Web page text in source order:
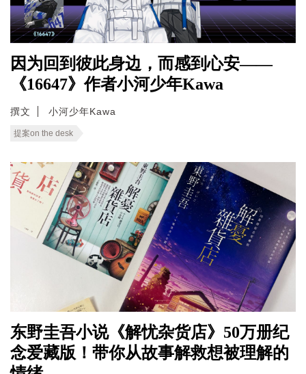
因为回到彼此身边，而感到心安——
《16647》作者小河少年Kawa
撰文 小河少年Kawa
提案on the desk
东野圭吾小说《解忧杂货店》50万册纪
念爱藏版！带你从故事解救想被理解的